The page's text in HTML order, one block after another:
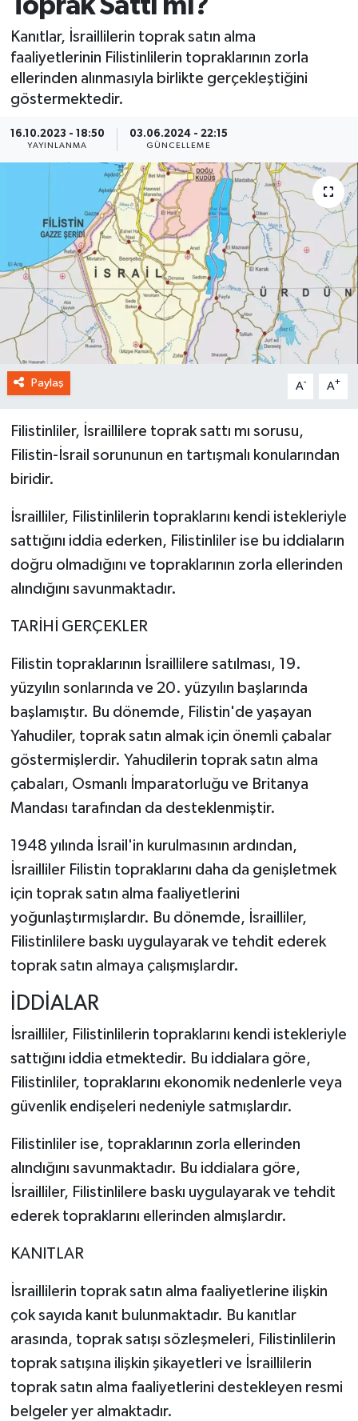
Toprak Sattı mı?
Kanıtlar, İsraillilerin toprak satın alma
faaliyetlerinin Filistinlilerin topraklarının zorla
ellerinden alınmasıyla birlikte gerçekleştiğini
göstermektedir.
16.10.2023 - 18:50
YAYINLANMA
03.06.2024 - 22:15
GÜNCELLEME
Paylaş A- A+
Filistinliler, İsraillilere toprak sattı mı sorusu,
Filistin-İsrail sorununun en tartışmalı konularından
biridir.
İsrailliler, Filistinlilerin topraklarını kendi istekleriyle
sattığını iddia ederken, Filistinliler ise bu iddiaların
doğru olmadığını ve topraklarının zorla ellerinden
alındığını savunmaktadır.
TARİHİ GERÇEKLER
Filistin topraklarının İsraillilere satılması, 19.
yüzyılın sonlarında ve 20. yüzyılın başlarında
başlamıştır. Bu dönemde, Filistin'de yaşayan
Yahudiler, toprak satın almak için önemli çabalar
göstermişlerdir. Yahudilerin toprak satın alma
çabaları, Osmanlı İmparatorluğu ve Britanya
Mandası tarafından da desteklenmiştir.
1948 yılında İsrail'in kurulmasının ardından,
İsrailliler Filistin topraklarını daha da genişletmek
için toprak satın alma faaliyetlerini
yoğunlaştırmışlardır. Bu dönemde, İsrailliler,
Filistinlilere baskı uygulayarak ve tehdit ederek
toprak satın almaya çalışmışlardır.
İDDİALAR
İsrailliler, Filistinlilerin topraklarını kendi istekleriyle
sattığını iddia etmektedir. Bu iddialara göre,
Filistinliler, topraklarını ekonomik nedenlerle veya
güvenlik endişeleri nedeniyle satmışlardır.
Filistinliler ise, topraklarının zorla ellerinden
alındığını savunmaktadır. Bu iddialara göre,
İsrailliler, Filistinlilere baskı uygulayarak ve tehdit
ederek topraklarını ellerinden almışlardır.
KANITLAR
İsraillilerin toprak satın alma faaliyetlerine ilişkin
çok sayıda kanıt bulunmaktadır. Bu kanıtlar
arasında, toprak satışı sözleşmeleri, Filistinlilerin
toprak satışına ilişkin şikayetleri ve İsraillilerin
toprak satın alma faaliyetlerini destekleyen resmi
belgeler yer almaktadır.